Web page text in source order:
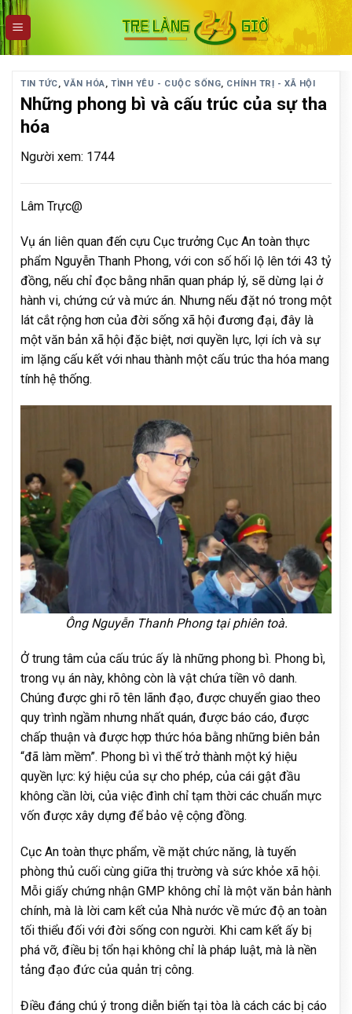
Skip
to
content
TIN TỨC,VĂN HÓA,TÌNH YÊU - CUỘC SỐNG, CHÍNH TRỊ - XÃ HỘI
Những phong bì và cấu trúc của sự tha
hóa
Người xem: 1744
Lâm Trực@
Vụ án liên quan đến cựu Cục trưởng Cục An toàn thực
phẩm Nguyễn Thanh Phong, với con số hối lộ lên tới 43 tỷ
đồng, nếu chỉ đọc bằng nhãn quan pháp lý, sẽ dừng lại ở
hành vi, chứng cứ và mức án. Nhưng nếu đặt nó trong một
lát cắt rộng hơn của đời sống xã hội đương đại, đây là
một văn bản xã hội đặc biệt, nơi quyền lực, lợi ích và sự
im lặng cấu kết với nhau thành một cấu trúc tha hóa mang
tính hệ thống.
Ông Nguyễn Thanh Phong tại phiên toà.
Ở trung tâm của cấu trúc ấy là những phong bì. Phong bì,
trong vụ án này, không còn là vật chứa tiền vô danh.
Chúng được ghi rõ tên lãnh đạo, được chuyển giao theo
quy trình ngầm nhưng nhất quán, được báo cáo, được
chấp thuận và được hợp thức hóa bằng những biên bản
“đã làm mềm”. Phong bì vì thế trở thành một ký hiệu
quyền lực: ký hiệu của sự cho phép, của cái gật đầu
không cần lời, của việc đình chỉ tạm thời các chuẩn mực
vốn được xây dựng để bảo vệ cộng đồng.
Cục An toàn thực phẩm, về mặt chức năng, là tuyến
phòng thủ cuối cùng giữa thị trường và sức khỏe xã hội.
Mỗi giấy chứng nhận GMP không chỉ là một văn bản hành
chính, mà là lời cam kết của Nhà nước về mức độ an toàn
tối thiểu đối với đời sống con người. Khi cam kết ấy bị
phá vỡ, điều bị tổn hại không chỉ là pháp luật, mà là nền
tảng đạo đức của quản trị công.
Điều đáng chú ý trong diễn biến tại tòa là cách các bị cáo